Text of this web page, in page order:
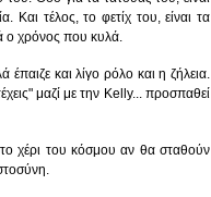
Και τέλος, το φετίχ του, είναι τα
ο χρόνος που κυλά.
και λίγο ρόλο και η ζήλεια.
μαζί με την Kelly... προσπαθεί
χέρι του κόσμου αν θα σταθούν